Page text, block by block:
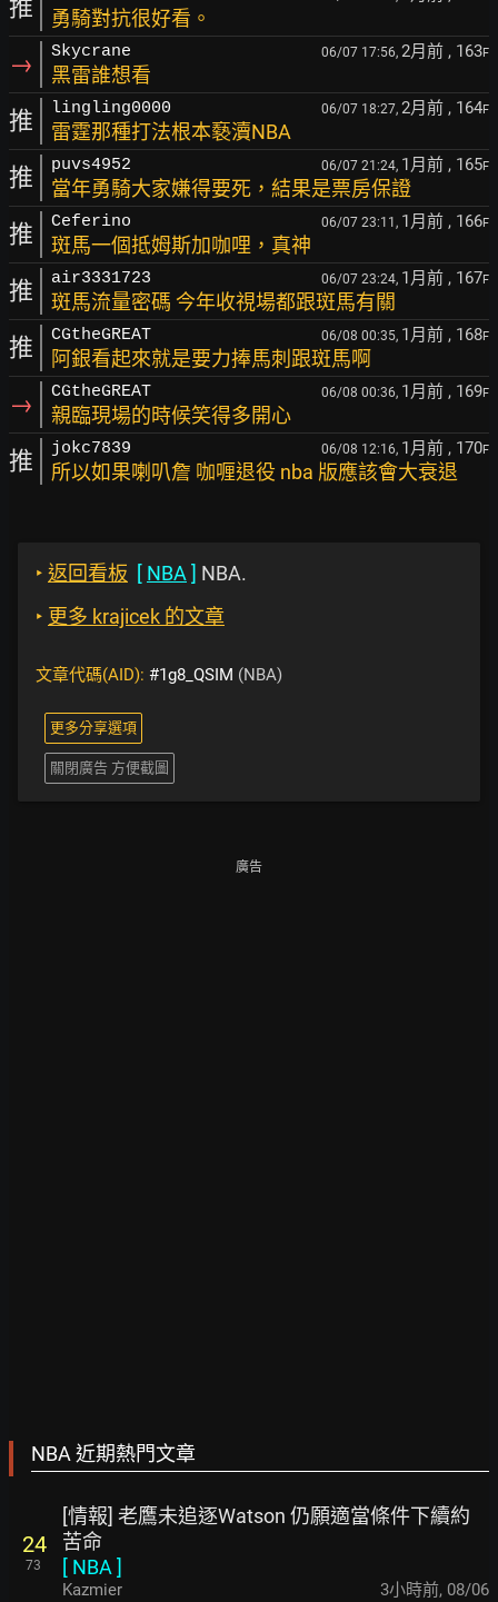
推 勇騎對抗很好看。
→ Skycrane 06/07 17:56, 2月前 , 163F
黑雷誰想看
推 lingling0000 06/07 18:27, 2月前 , 164F
雷霆那種打法根本褻瀆NBA
推 puvs4952 06/07 21:24, 1月前 , 165F
當年勇騎大家嫌得要死，結果是票房保證
推 Ceferino 06/07 23:11, 1月前 , 166F
斑馬一個抵姆斯加咖哩，真神
推 air3331723 06/07 23:24, 1月前 , 167F
斑馬流量密碼 今年收視場都跟斑馬有關
推 CGtheGREAT 06/08 00:35, 1月前 , 168F
阿銀看起來就是要力捧馬刺跟斑馬啊
→ CGtheGREAT 06/08 00:36, 1月前 , 169F
親臨現場的時候笑得多開心
推 jokc7839 06/08 12:16, 1月前 , 170F
所以如果喇叭詹 咖喱退役 nba 版應該會大衰退
‣ 返回看板 [ NBA ] NBA.
‣ 更多 krajicek 的文章
文章代碼(AID): #1g8_QSIM (NBA)
更多分享選項
關閉廣告 方便截圖
廣告
NBA 近期熱門文章
24
73
[情報] 老鷹未追逐Watson 仍願適當條件下續約
苦命
[ NBA ]
Kazmier 3小時前, 08/06